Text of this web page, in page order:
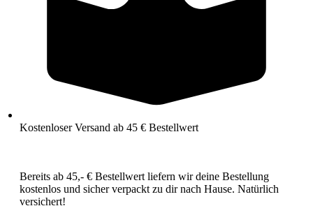
Kostenloser Versand ab 45 € Bestellwert
Bereits ab 45,- € Bestellwert liefern wir deine Bestellung
kostenlos und sicher verpackt zu dir nach Hause. Natürlich
versichert!